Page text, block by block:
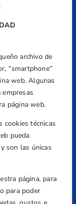
archivo de
“smartphone”
web. Algunas
página web.
cookies técnicas
pueda
son las únicas
página, para
para poder
Peral i
3, 46980,